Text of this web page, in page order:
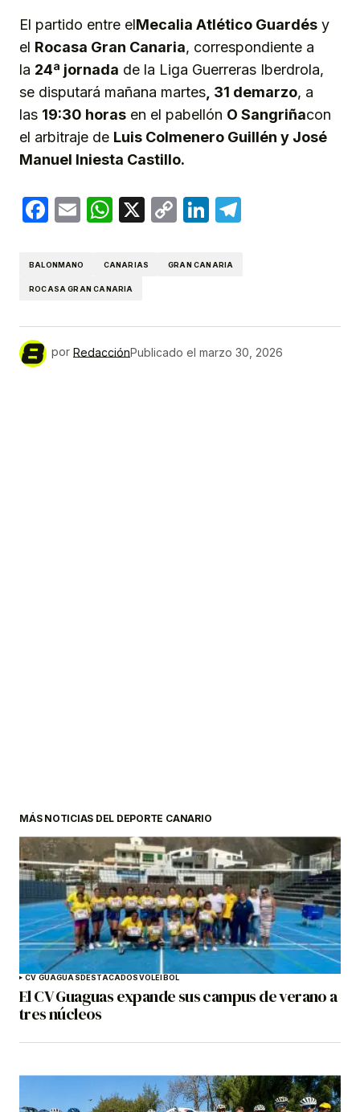
El partido entre elMecalia Atlético Guardés y
el Rocasa Gran Canaria, correspondiente a
la 24ª jornada de la Liga Guerreras Iberdrola,
se disputará mañana martes, 31 demarzo, a
las 19:30 horas en el pabellón O Sangriñacon
el arbitraje de Luis Colmenero Guillén y José
Manuel Iniesta Castillo.
Facebook
EmailWhatsApp
X
CopyLinkedIn
BALONMANO CANARIAS GRAN CANARIA
ROCASA GRAN CANARIA
por RedacciónPublicado el marzo 30, 2026
MÁS NOTICIAS DEL DEPORTE CANARIO
CV GUAGUAS DESTACADOSVOLEIBOL
El CV Guaguas expande sus campus de verano a
tres núcleos